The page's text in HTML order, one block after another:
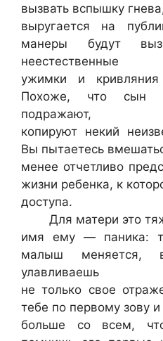
вызвать вспышку
выругается на
манеры будут
неестественные
ужимки и кривляния
Похоже, что сын
подражают,
копируют некий
Вы пытаетесь
менее отчетливо
жизни ребенка, к
доступа.
Для матери это
имя ему — паника:
малыш меняется,
улавливаешь
не только свое
тебе по первому зову
больше со всем,